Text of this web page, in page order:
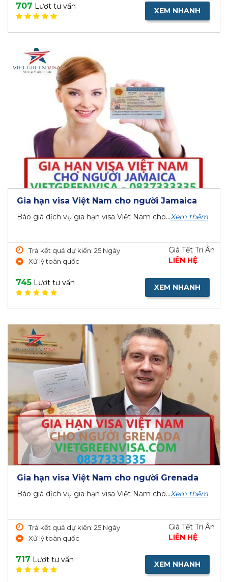
707 Lượt tư vấn XEM NHANH
Gia hạn visa Việt Nam cho người Jamaica
Báo giá dịch vụ gia hạn visa Việt Nam cho...Xem thêm
Trả kết quả dự kiến: 25 Ngày
Xử lý toàn quốc
Giá Tết Tri Ân
LIÊN HỆ
745 Lượt tư vấn XEM NHANH
Gia hạn visa Việt Nam cho người Grenada
Báo giá dịch vụ gia hạn visa Việt Nam cho...Xem thêm
Trả kết quả dự kiến: 25 Ngày
Xử lý toàn quốc
Giá Tết Tri Ân
LIÊN HỆ
717 Lượt tư vấn XEM NHANH